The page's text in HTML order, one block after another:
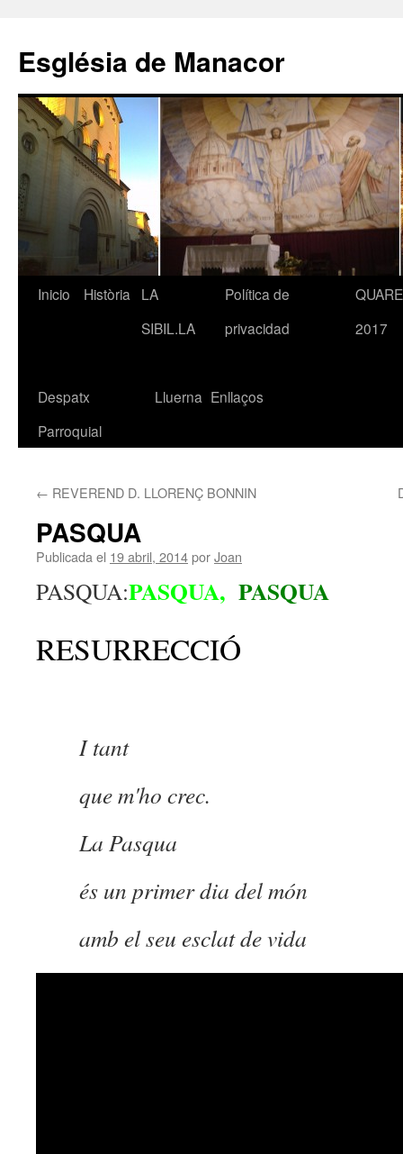
contenido
Església de Manacor
Inicio Història
LA
SIBIL.LA
Política de
privacidad
2017
Despatx
Parroquial
Lluerna Enllaços
← REVEREND D. LLORENÇ BONNIN
PASQUA
Publicada el 19 abril, 2014porJoan
PASQUA:PASQUA, PASQUA
RESURRECCIÓ
I tant
que m'ho crec.
La Pasqua
és un primer dia del món
amb el seu esclat de vida